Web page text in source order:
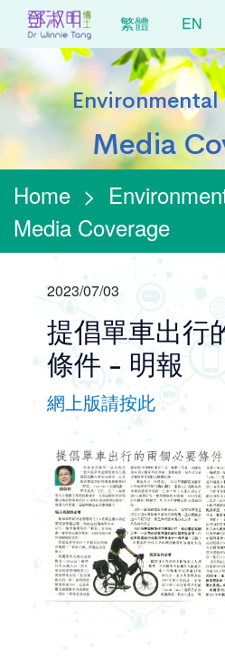
繁體 EN
Media
Home >
Media Coverage
2023/07/03
提倡單車出行
條件 - 明報
網上版請按此